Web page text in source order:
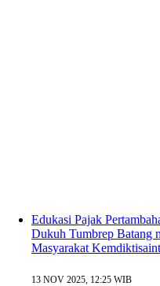
Edukasi Pajak
Dukuh Tumbrep Batang
Masyarakat
13 NOV 2025, 12:25 WIB